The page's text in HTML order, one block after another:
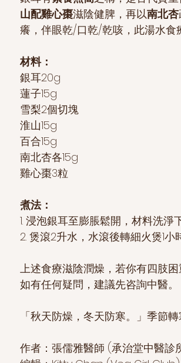
山配雞心棗滋陰健脾，再以南北杏
癢，伴眼乾/口乾/乾咳，此湯水食
材料：
銀耳20g
蓮子15g
雪梨2個切塊
淮山15g
百合15g
南北杏各15g
雞心棗3粒
煮法：
1. 浸泡銀耳至膨脹鬆開，材料洗淨
2. 煲滾2升水，水滾後轉細火煲1小
上述食療滋陰潤燥，若你有四肢
如有任何疑問，建議先咨詢中醫。
「秋天防燥，冬天防寒。」季節
作者：張儒雅醫師 (承治堂中醫診